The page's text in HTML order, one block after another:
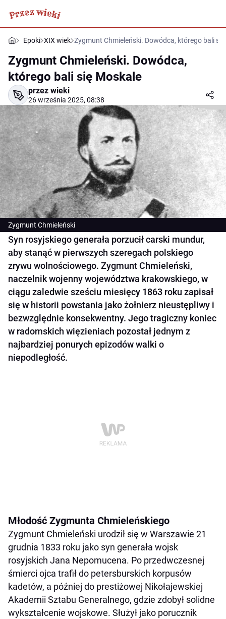
Epoki XIX wiek Zygmunt Chmieleński. Dowódca, którego bali
Zygmunt Chmieleński. Dowódca,
którego bali się Moskale
przez wieki
26 września 2025, 08:38
Zygmunt Chmieleński
Syn rosyjskiego generała porzucił carski mundur,
aby stanąć w pierwszych szeregach polskiego
zrywu wolnościowego. Zygmunt Chmieleński,
naczelnik wojenny województwa krakowskiego, w
ciągu zaledwie sześciu miesięcy 1863 roku zapisał
się w historii powstania jako żołnierz nieustępliwy i
bezwzględnie konsekwentny. Jego tragiczny koniec
w radomskich więzieniach pozostał jednym z
najbardziej ponurych epizodów walki o
niepodległość.
Młodość Zygmunta Chmieleńskiego
Zygmunt Chmieleński urodził się w Warszawie 21
grudnia 1833 roku jako syn generała wojsk
rosyjskich Jana Nepomucena. Po przedwczesnej
śmierci ojca trafił do petersburskich korpusów
kadetów, a później do prestiżowej Nikołajewskiej
Akademii Sztabu Generalnego, gdzie zdobył solidne
wykształcenie wojskowe. Służył jako porucznik